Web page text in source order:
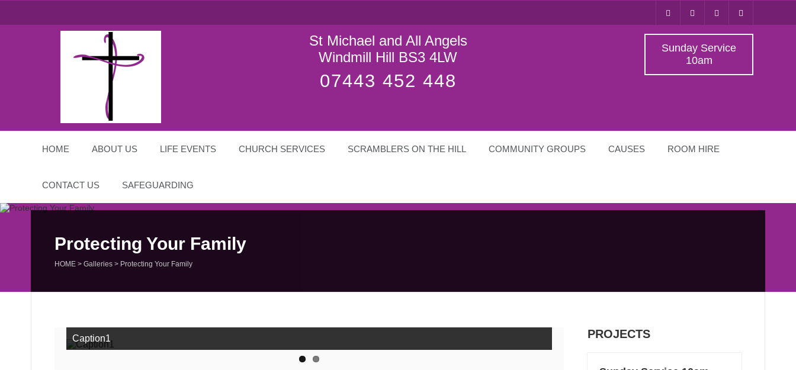
St Michael and All
Angels
St Michael and All Angels
Windmill Hill BS3 4LW
07443 452 448
Sunday Service
10am
HOME ABOUT US LIFE EVENTS CHURCH SERVICES SCRAMBLERS ON THE HILL COMMUNITY GROUPS CAUSES ROOM HIRE
CONTACT US SAFEGUARDING
Protecting Your Family
HOME > Galleries > Protecting Your Family
Caption1 PROJECTS